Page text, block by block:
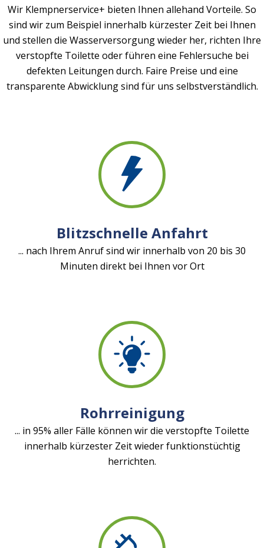
Wir Klempnerservice+ bieten Ihnen allehand Vorteile. So
sind wir zum Beispiel innerhalb kürzester Zeit bei Ihnen
und stellen die Wasserversorgung wieder her, richten Ihre
verstopfte Toilette oder führen eine Fehlersuche bei
defekten Leitungen durch. Faire Preise und eine
transparente Abwicklung sind für uns selbstverständlich.
Blitzschnelle Anfahrt
... nach Ihrem Anruf sind wir innerhalb von 20 bis 30
Minuten direkt bei Ihnen vor Ort
Rohrreinigung
... in 95% aller Fälle können wir die verstopfte Toilette
innerhalb kürzester Zeit wieder funktionstüchtig
herrichten.